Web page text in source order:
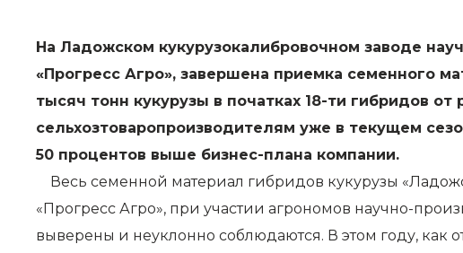
На Ладожском кукурузокалибровочном заводе
«Прогресс Агро», завершена приемка семенного
тысяч тонн кукурузы в початках 18-ти гибридов
сельхозтоваропроизводителям уже в текущем
50 процентов выше бизнес-плана компании.
Весь семенной материал гибридов кукурузы
«Прогресс Агро», при участии агрономов научно-
выверены и неуклонно соблюдаются. В этом году, как